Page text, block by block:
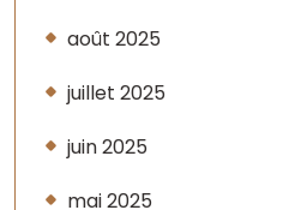
août 2025
juillet 2025
juin 2025
mai 2025